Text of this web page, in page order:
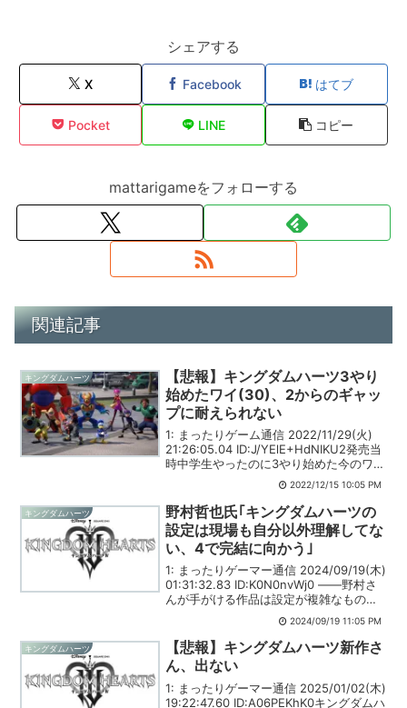
シェアする
X Facebook はてブ
Pocket LINE コピー
mattarigameをフォローする
関連記事
キングダムハーツ
【悲報】キングダムハーツ3やり
始めたワイ(30)、2からのギャッ
プに耐えられない
1: まったりゲーム通信 2022/11/29(火)
21:26:05.04 ID:J/YElE+HdNIKU2発売当
時中学生やったのに3やり始めた今のワイ
は30歳ゲーム内では全然時間経ってない
のと現実との乖離を感じて苦しい引用元:
2022/12/15 10:05 PM
キングダムハーツ
野村哲也氏｢キングダムハーツの
設定は現場も自分以外理解してな
い、4で完結に向かう｣
1: まったりゲーマー通信 2024/09/19(木)
01:31:32.83 ID:K0N0nvWj0 ――野村さ
んが手がける作品は設定が複雑なものも
多いですが、これらはどのようにまとめ
て現場まで落とし込んでいるのでしょう
か。現場も完璧に...
2024/09/19 11:05 PM
キングダムハーツ
【悲報】キングダムハーツ新作さ
ん、出ない
1: まったりゲーマー通信 2025/01/02(木)
19:22:47.60 ID:A06PEKhK0キングダムハ